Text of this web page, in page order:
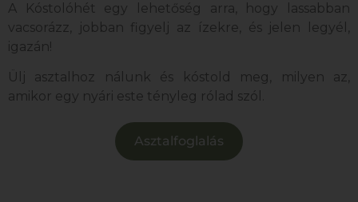
A Kóstolóhét egy lehetőség arra, hogy lassabban
vacsorázz, jobban figyelj az ízekre, és jelen legyél,
igazán!
Ülj asztalhoz nálunk és kóstold meg, milyen az,
amikor egy nyári este tényleg rólad szól.
Asztalfoglalás